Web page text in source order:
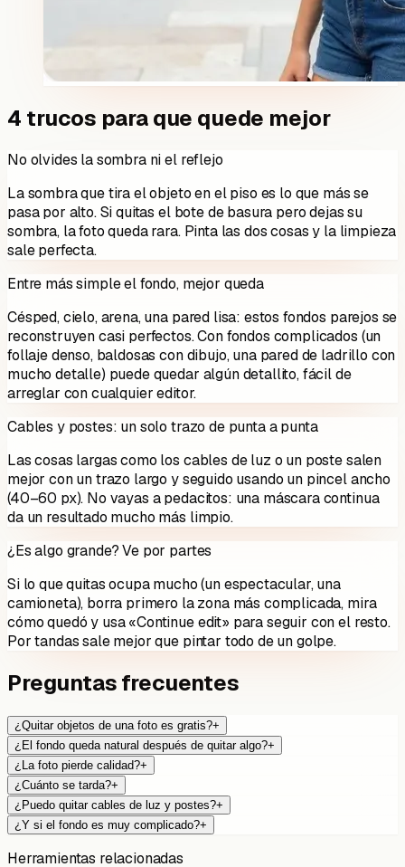
4 trucos para que quede mejor
No olvides la sombra ni el reflejo
La sombra que tira el objeto en el piso es lo que más se
pasa por alto. Si quitas el bote de basura pero dejas su
sombra, la foto queda rara. Pinta las dos cosas y la limpieza
sale perfecta.
Entre más simple el fondo, mejor queda
Césped, cielo, arena, una pared lisa: estos fondos parejos se
reconstruyen casi perfectos. Con fondos complicados (un
follaje denso, baldosas con dibujo, una pared de ladrillo con
mucho detalle) puede quedar algún detallito, fácil de
arreglar con cualquier editor.
Cables y postes: un solo trazo de punta a punta
Las cosas largas como los cables de luz o un poste salen
mejor con un trazo largo y seguido usando un pincel ancho
(40–60 px). No vayas a pedacitos: una máscara continua
da un resultado mucho más limpio.
¿Es algo grande? Ve por partes
Si lo que quitas ocupa mucho (un espectacular, una
camioneta), borra primero la zona más complicada, mira
cómo quedó y usa «Continue edit» para seguir con el resto.
Por tandas sale mejor que pintar todo de un golpe.
Preguntas frecuentes
¿Quitar objetos de una foto es gratis?+
¿El fondo queda natural después de quitar algo?+
¿La foto pierde calidad?+
¿Cuánto se tarda?+
¿Puedo quitar cables de luz y postes?+
¿Y si el fondo es muy complicado?+
Herramientas relacionadas